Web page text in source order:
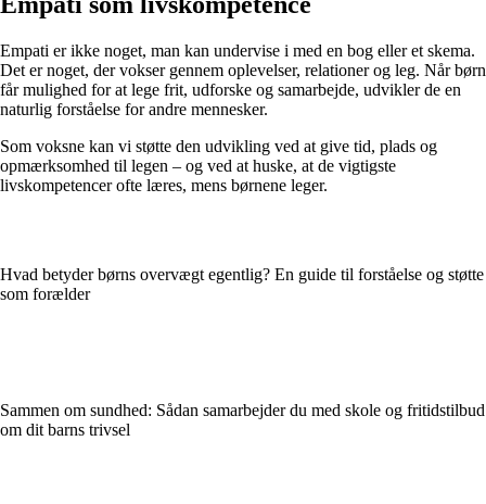
Empati er ikke noget, man kan undervise i med en bog eller et skema.
Det er noget, der vokser gennem oplevelser, relationer og leg. Når børn
får mulighed for at lege frit, udforske og samarbejde, udvikler de en
naturlig forståelse for andre mennesker.
Som voksne kan vi støtte den udvikling ved at give tid, plads og
opmærksomhed til legen – og ved at huske, at de vigtigste
livskompetencer ofte læres, mens børnene leger.
Hvad betyder børns overvægt egentlig? En guide til forståelse og støtte
som forælder
Sammen om sundhed: Sådan samarbejder du med skole og fritidstilbud
om dit barns trivsel